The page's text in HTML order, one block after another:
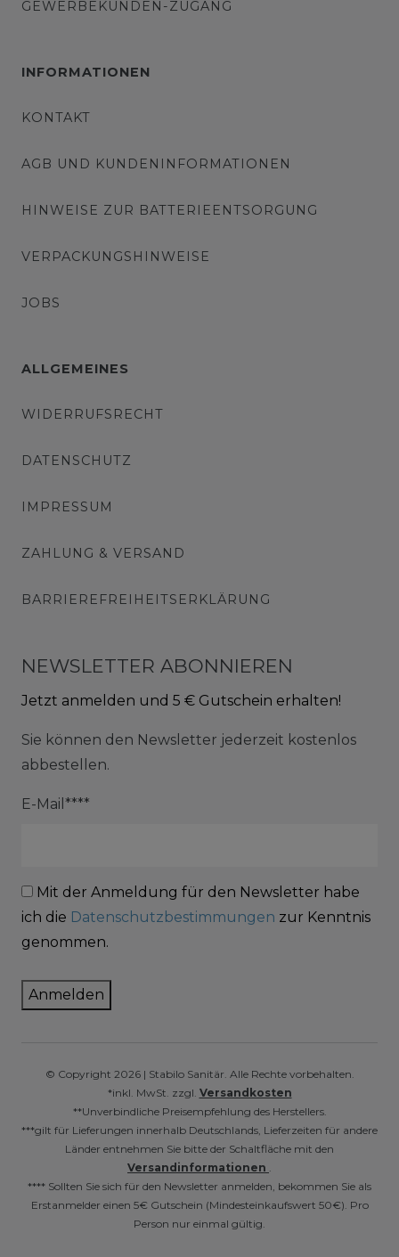
GEWERBEKUNDEN-ZUGANG
INFORMATIONEN
KONTAKT
AGB UND KUNDENINFORMATIONEN
HINWEISE ZUR BATTERIEENTSORGUNG
VERPACKUNGSHINWEISE
JOBS
ALLGEMEINES
WIDERRUFSRECHT
DATENSCHUTZ
IMPRESSUM
ZAHLUNG & VERSAND
BARRIEREFREIHEITSERKLÄRUNG
NEWSLETTER ABONNIEREN
Jetzt anmelden und 5 € Gutschein erhalten!
Sie können den Newsletter jederzeit kostenlos
abbestellen.
E-Mail****
Mit der Anmeldung für den Newsletter habe
ich die Datenschutzbestimmungen zur Kenntnis
genommen.
Anmelden
© Copyright 2026 | Stabilo Sanitär. Alle Rechte vorbehalten.
*inkl. MwSt. zzgl. Versandkosten
**Unverbindliche Preisempfehlung des Herstellers.
***gilt für Lieferungen innerhalb Deutschlands, Lieferzeiten für andere
Länder entnehmen Sie bitte der Schaltfläche mit den
Versandinformationen .
**** Sollten Sie sich für den Newsletter anmelden, bekommen Sie als
Erstanmelder einen 5€ Gutschein (Mindesteinkaufswert 50€). Pro
Person nur einmal gültig.